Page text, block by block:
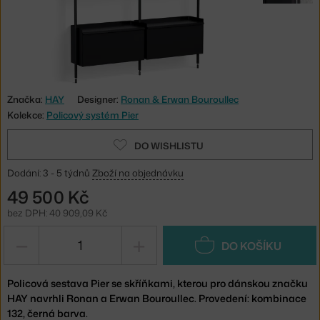
Značka: HAY Designer: Ronan & Erwan Bouroullec
Kolekce: Policový systém Pier
DO WISHLISTU
Dodání: 3 - 5 týdnů Zboží na objednávku
49 500 Kč
bez DPH: 40 909,09 Kč
DO KOŠÍKU
Policová sestava Pier se skříňkami, kterou pro dánskou značku
HAY navrhli Ronan a Erwan Bouroullec. Provedení: kombinace
132, černá barva.